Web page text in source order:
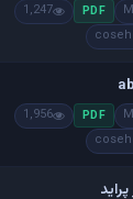
PDF
1,247
PDF
1,956